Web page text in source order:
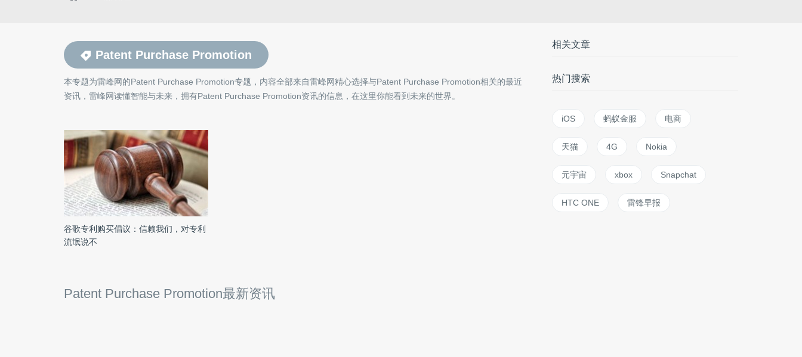
Patent Purchase Promotion
本专题为雷峰网的Patent Purchase Promotion专题，内容全部来自雷峰网精心选择与Patent Purchase Promotion相关的最近
资讯，雷峰网读懂智能与未来，拥有Patent Purchase Promotion资讯的信息，在这里你能看到未来的世界。
谷歌专利购买倡议：信赖我们，对专利
流氓说不
Patent Purchase Promotion最新资讯
相关文章
热门搜索
iOS 蚂蚁金服 电商
天猫 4G Nokia
元宇宙 xbox Snapchat
HTC ONE 雷锋早报